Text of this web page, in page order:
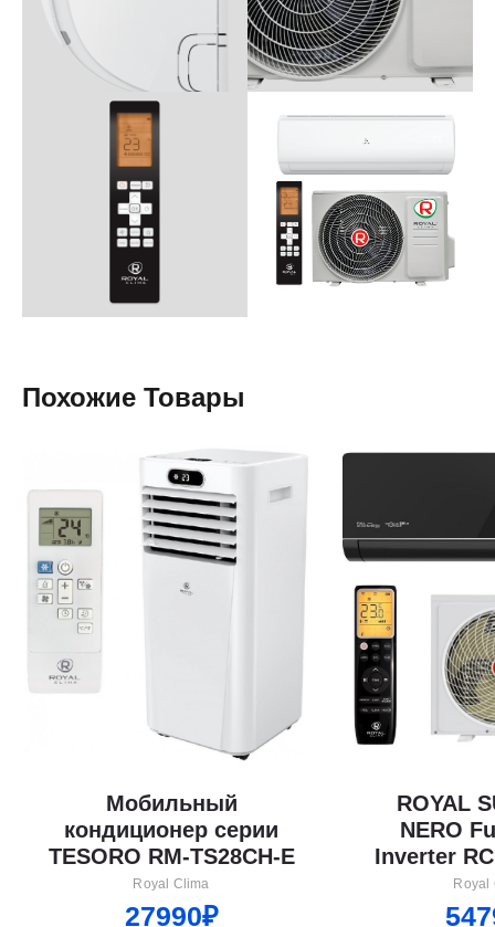
Похожие Товары
Мобильный
кондиционер cерии
TESORO RM-TS28CH-E
Royal Clima
27990₽
ROYAL
NERO
Inverter
Royal